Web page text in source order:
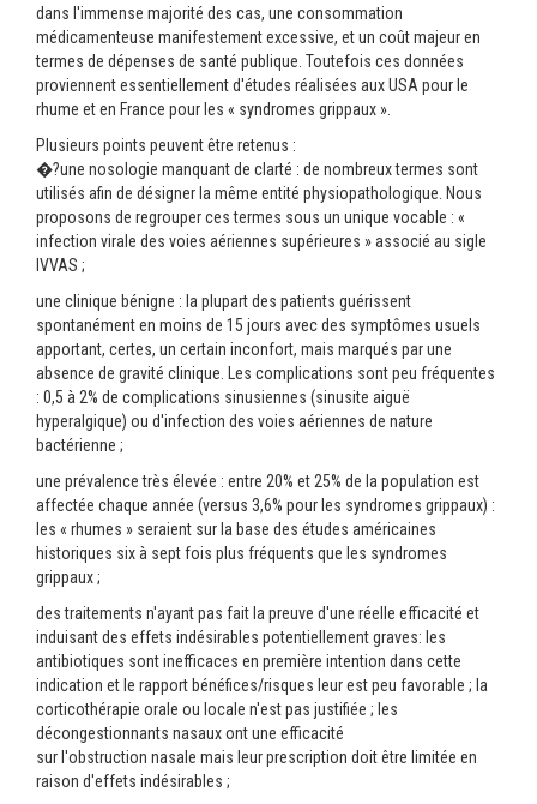
dans l'immense majorité des cas, une consommation
médicamenteuse manifestement excessive, et un coût majeur en
termes de dépenses de santé publique. Toutefois ces données
proviennent essentiellement d'études réalisées aux USA pour le
rhume et en France pour les « syndromes grippaux ».
Plusieurs points peuvent être retenus :
�?une nosologie manquant de clarté : de nombreux termes sont
utilisés afin de désigner la même entité physiopathologique. Nous
proposons de regrouper ces termes sous un unique vocable : «
infection virale des voies aériennes supérieures » associé au sigle
IVVAS ;
une clinique bénigne : la plupart des patients guérissent
spontanément en moins de 15 jours avec des symptômes usuels
apportant, certes, un certain inconfort, mais marqués par une
absence de gravité clinique. Les complications sont peu fréquentes
: 0,5 à 2% de complications sinusiennes (sinusite aiguë
hyperalgique) ou d'infection des voies aériennes de nature
bactérienne ;
une prévalence très élevée : entre 20% et 25% de la population est
affectée chaque année (versus 3,6% pour les syndromes grippaux) :
les « rhumes » seraient sur la base des études américaines
historiques six à sept fois plus fréquents que les syndromes
grippaux ;
des traitements n'ayant pas fait la preuve d'une réelle efficacité et
induisant des effets indésirables potentiellement graves: les
antibiotiques sont inefficaces en première intention dans cette
indication et le rapport bénéfices/risques leur est peu favorable ; la
corticothérapie orale ou locale n'est pas justifiée ; les
décongestionnants nasaux ont une efficacité
sur l'obstruction nasale mais leur prescription doit être limitée en
raison d'effets indésirables ;